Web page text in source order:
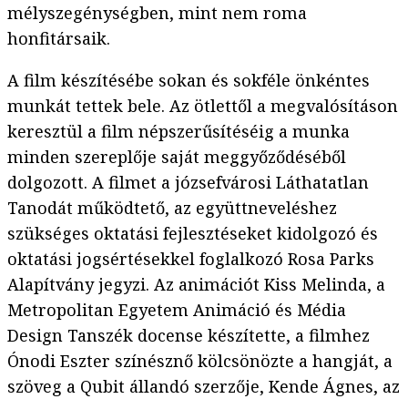
mélyszegénységben, mint nem roma
honfitársaik.
A film készítésébe sokan és sokféle önkéntes
munkát tettek bele. Az ötlettől a megvalósításon
keresztül a film népszerűsítéséig a munka
minden szereplője saját meggyőződéséből
dolgozott. A filmet a józsefvárosi Láthatatlan
Tanodát működtető, az együttneveléshez
szükséges oktatási fejlesztéseket kidolgozó és
oktatási jogsértésekkel foglalkozó Rosa Parks
Alapítvány jegyzi. Az animációt Kiss Melinda, a
Metropolitan Egyetem Animáció és Média
Design Tanszék docense készítette, a filmhez
Ónodi Eszter színésznő kölcsönözte a hangját, a
szöveg a Qubit állandó szerzője, Kende Ágnes, az